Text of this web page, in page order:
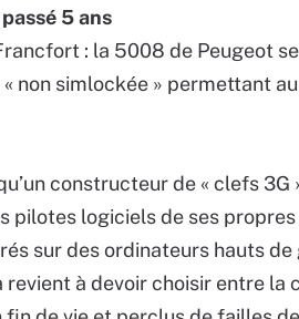
5 ans
: la 5008 de Peugeot
« non simlockée » permettant
constructeur de « clefs 3G
pilotes logiciels de ses
sur des ordinateurs hauts de
à devoir choisir entre la